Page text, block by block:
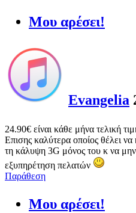
Μου αρέσει!
Evangelia
24.90€ είναι κάθε μήνα τελική
Επισης καλύτερα οποίος θέλει
τη κάλυψη 3G μόνος του κ να μην
εξυπηρέτηση πελατών
Παράθεση
Μου αρέσει!